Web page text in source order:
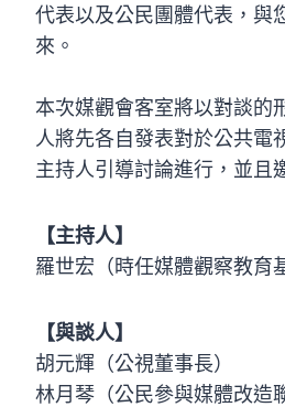
代表以及公民團體代表，與
來。
本次媒觀會客室將以對談的
人將先各自發表對於公共電
主持人引導討論進行，並且
【主持人】
羅世宏（時任媒體觀察教育
【與談人】
胡元輝（公視董事長）
林月琴（公民參與媒體改造